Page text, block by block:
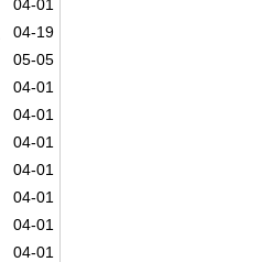
04-01
04-19
05-05
04-01
04-01
04-01
04-01
04-01
04-01
04-01